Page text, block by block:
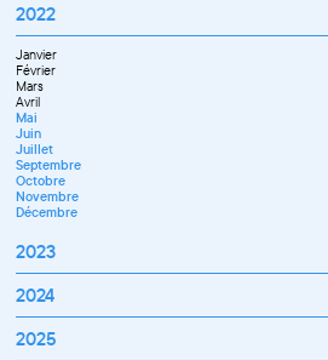
Septembre
Octobre
Novembre
Décembre
2022
Janvier
Février
Mars
Avril
Mai
Juin
Juillet
Septembre
Octobre
Novembre
Décembre
2023
Janvier
Février
Mars
Avril
2024
Janvier
Février
2025